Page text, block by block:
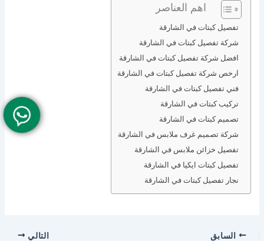
اهم العناصر
تفصيل كبتات في الشارقة
شركة تفصيل كبتات في الشارقة
افضل شركة تفصيل كبتات في الشارقة
ارخص شركة تفصيل كبتات في الشارقة
فني تفصيل كبتات في الشارقة
تركيب كبتات في الشارقة
تصميم كبتات في الشارقة
شركة تصميم غرف ملابس في الشارقة
تفصيل خزائن ملابس في الشارقة
تفصيل كبتات ايكيا في الشارقة
نجار تفصيل كبتات في الشارقة
السابق التالي